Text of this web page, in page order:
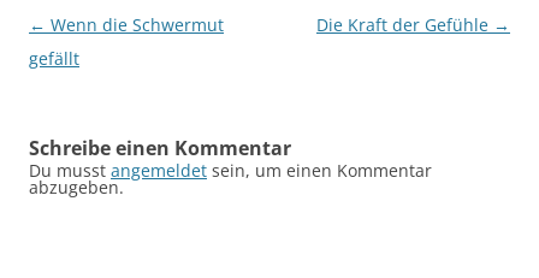
Beitragsnavigation
← Wenn die Schwermut
gefällt
Die Kraft der Gefühle →
Schreibe einen Kommentar
Du musst angemeldet sein, um einen Kommentar
abzugeben.